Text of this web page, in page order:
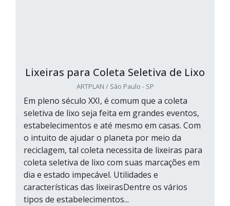
Lixeiras para Coleta Seletiva de Lixo
ARTPLAN / São Paulo - SP
Em pleno século XXI, é comum que a coleta
seletiva de lixo seja feita em grandes eventos,
estabelecimentos e até mesmo em casas. Com
o intuito de ajudar o planeta por meio da
reciclagem, tal coleta necessita de lixeiras para
coleta seletiva de lixo com suas marcações em
dia e estado impecável. Utilidades e
características das lixeirasDentre os vários
tipos de estabelecimentos...